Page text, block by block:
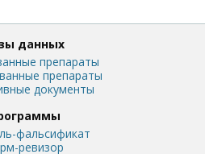
данных
препараты
препараты
документы
фальсификат
ревизор